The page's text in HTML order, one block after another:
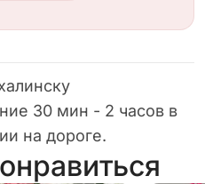
30 мин - 2 часов в
на дороге.